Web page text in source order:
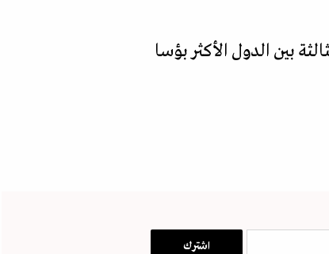
يصنّف لبنان في المرتبة الثالثة بين الدول الأكثر بؤسا